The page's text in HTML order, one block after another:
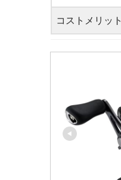
コストメリット